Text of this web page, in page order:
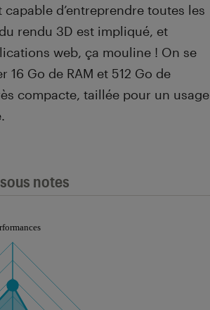
d’entreprendre toutes les
rendu 3D est impliqué, et
web, ça mouline ! On se
Go de RAM et 512 Go de
compacte, taillée pour un usage
notes